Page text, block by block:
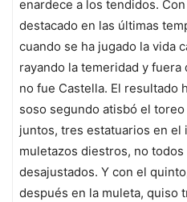
enardece a los tendidos.
destacado en las últimas
cuando se ha jugado la vida
rayando la temeridad y fuera
no fue Castella. El resultado
soso segundo atisbó el
juntos, tres estatuarios en el
muletazos diestros, no
desajustados. Y con el
después en la muleta, quiso